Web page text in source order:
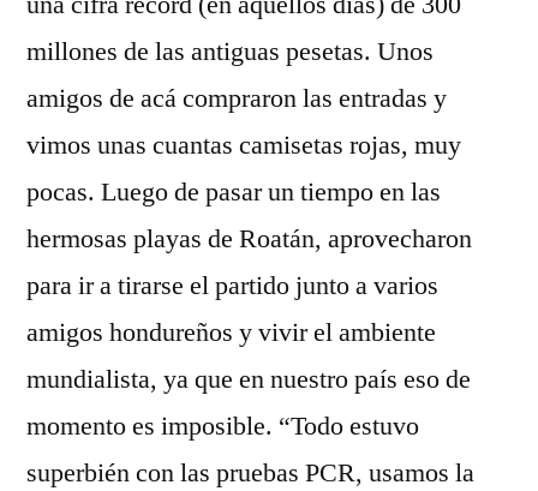
millones de las antiguas pesetas. Unos
amigos de acá compraron las entradas y
vimos unas cuantas camisetas rojas, muy
pocas. Luego de pasar un tiempo en las
hermosas playas de Roatán, aprovecharon
para ir a tirarse el partido junto a varios
amigos hondureños y vivir el ambiente
mundialista, ya que en nuestro país eso de
momento es imposible. “Todo estuvo
superbién con las pruebas PCR, usamos la